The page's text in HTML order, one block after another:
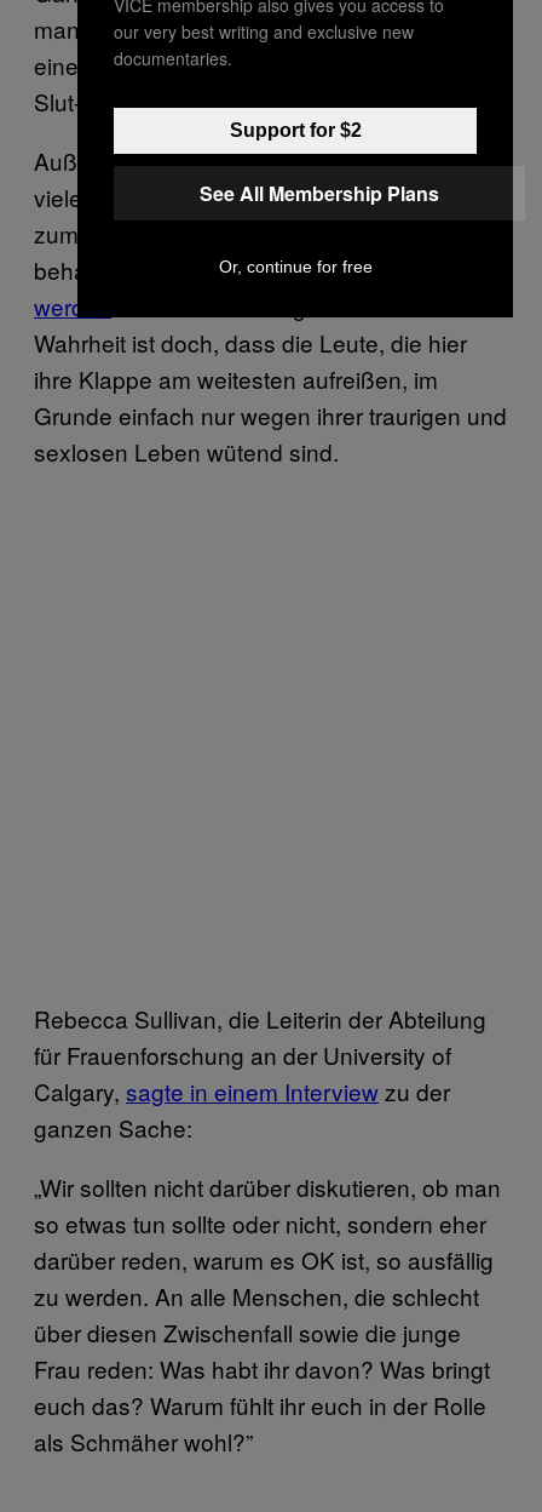
man sie damit entweder total bloßstellt oder
eine Lawine des Online-Mobbings und des
Slut-Shamings lostritt.
Außerdem ist ein Dreier doch etwas, an dem
viele von uns mit Freuden teilnehmen oder
zumindest davon träumen. Einige Leute
behaupten sogar, dass Dreierimmer beliebter
werden
Wahrheit ist doch, dass die Leute, die hier
ihre Klappe am weitesten aufreißen, im
Grunde einfach nur wegen ihrer traurigen und
sexlosen Leben wütend sind.
Rebecca Sullivan, die Leiterin der Abteilung
für Frauenforschung an der University of
Calgary, sagte in einem Interviewzu der
ganzen Sache:
„Wir sollten nicht darüber diskutieren, ob man
so etwas tun sollte oder nicht, sondern eher
darüber reden, warum es OK ist, so ausfällig
zu werden. An alle Menschen, die schlecht
über diesen Zwischenfall sowie die junge
Frau reden: Was habt ihr davon? Was bringt
euch das? Warum fühlt ihr euch in der Rolle
als Schmäher wohl?”
our very best writing and exclusive new
documentaries.
Support for $2
See All Membership Plans
Or, continue for free